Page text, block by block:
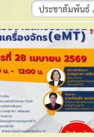
ประชาสัมพันธ์